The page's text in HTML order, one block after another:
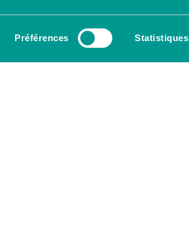
Préférences Statistiques